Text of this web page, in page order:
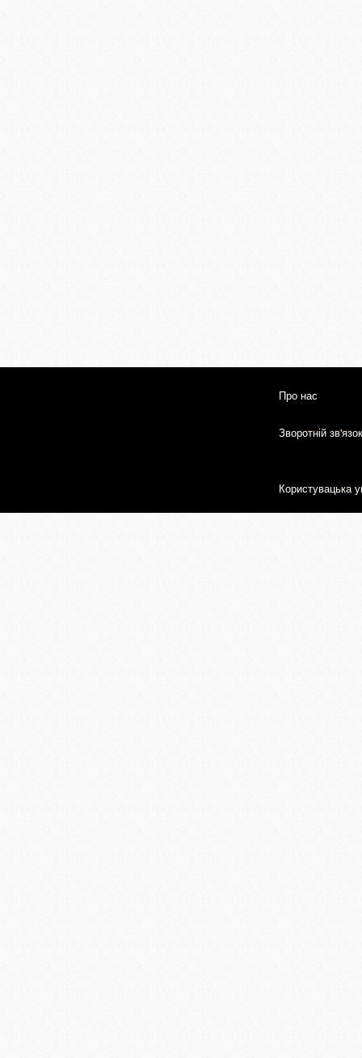
Про нас
Зворотній зв'язок
Користувацька